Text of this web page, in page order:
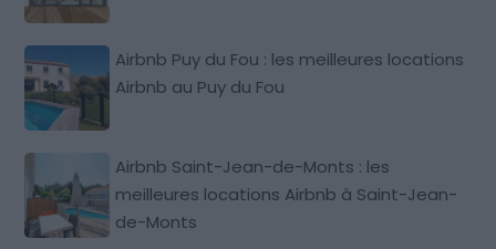
Airbnb Puy du Fou : les meilleures locations
Airbnb au Puy du Fou
Airbnb Saint-Jean-de-Monts : les
meilleures locations Airbnb à Saint-Jean-
de-Monts